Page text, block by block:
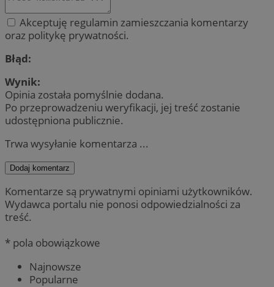
Akceptuję regulamin zamieszczania komentarzy
oraz politykę prywatności.
Błąd:
Wynik:
Opinia została pomyślnie dodana.
Po przeprowadzeniu weryfikacji, jej treść zostanie
udostępniona publicznie.
Trwa wysyłanie komentarza ...
Dodaj komentarz
Komentarze są prywatnymi opiniami użytkowników.
Wydawca portalu nie ponosi odpowiedzialności za
treść.
* pola obowiązkowe
Najnowsze
Popularne